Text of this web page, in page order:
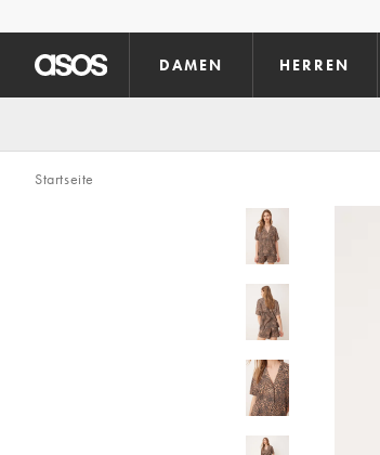
DAMEN HERREN
Startseite